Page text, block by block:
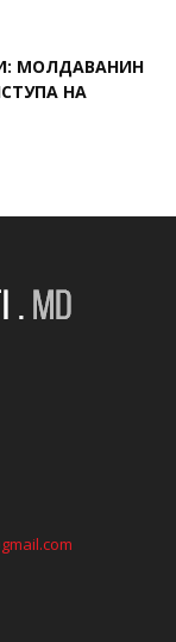
МОЛДАВАНИН
НА